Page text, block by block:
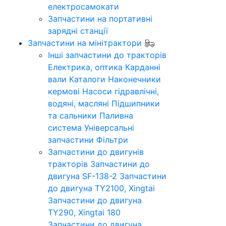
електросамокати
Запчастини на портативні
зарядні станції
Запчастини на мінітрактори
Інші запчастини до тракторів
Електрика, оптика Карданні
вали Каталоги Наконечники
кермові Насоси гідравлічні,
водяні, масляні Підшипники
та сальники Паливна
система Універсальні
запчастини Фільтри
Запчастини до двигунів
тракторів Запчастини до
двигуна SF-138-2 Запчастини
до двигуна TY2100, Xingtai
Запчастини до двигуна
TY290, Xingtai 180